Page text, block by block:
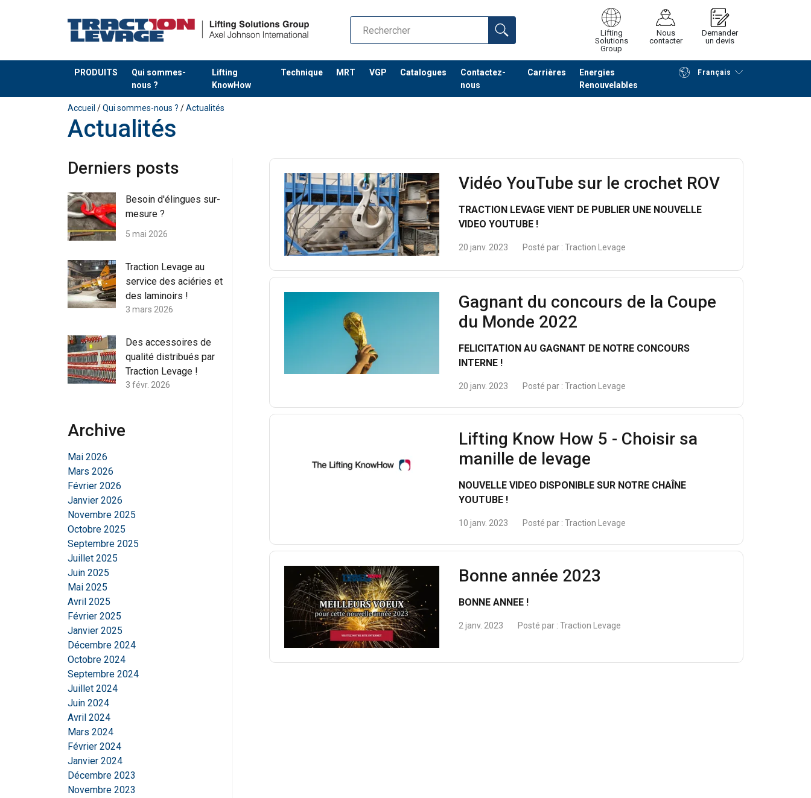
Lifting
Solutions
Group
Nous
contacter
Demander
un devis
PRODUITS
Qui sommes-
nous ?
Lifting
KnowHow
Technique MRT VGP Catalogues
Contactez-
nous
Carrières
Energies
Renouvelables
Français
Ajouté au panier Poursuivre Envoyer demande
Accueil /Qui sommes-nous ? /Actualités
Actualités
Vidéo YouTube sur le crochet ROV
TRACTION LEVAGE VIENT DE PUBLIER UNE NOUVELLE
VIDEO YOUTUBE !
20 janv. 2023 Posté par :Traction Levage
Gagnant du concours de la Coupe
du Monde 2022
FELICITATION AU GAGNANT DE NOTRE CONCOURS
INTERNE !
20 janv. 2023 Posté par :Traction Levage
Lifting Know How 5 - Choisir sa
manille de levage
NOUVELLE VIDEO DISPONIBLE SUR NOTRE CHAÎNE
YOUTUBE !
10 janv. 2023 Posté par :Traction Levage
Bonne année 2023
BONNE ANNEE !
2 janv. 2023 Posté par :Traction Levage
Derniers posts
Besoin d'élingues sur-
mesure ?
5 mai 2026
Traction Levage au
service des aciéries et
des laminoirs !
3 mars 2026
Des accessoires de
qualité distribués par
Traction Levage !
3 févr. 2026
Archive
Mai 2026
Mars 2026
Février 2026
Janvier 2026
Novembre 2025
Octobre 2025
Septembre 2025
Juillet 2025
Juin 2025
Mai 2025
Avril 2025
Février 2025
Janvier 2025
Décembre 2024
Octobre 2024
Septembre 2024
Juillet 2024
Juin 2024
Avril 2024
Mars 2024
Février 2024
Janvier 2024
Décembre 2023
Novembre 2023